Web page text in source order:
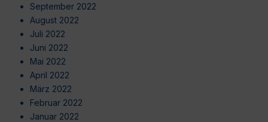
September 2022
August 2022
Juli 2022
Juni 2022
Mai 2022
April 2022
März 2022
Februar 2022
Januar 2022